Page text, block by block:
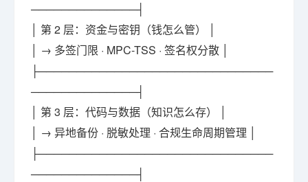
──────────────┤
│ 第 2 层：资金与密钥（钱怎么管） │
│ → 多签门限 · MPC-TSS · 签名权分散 │
├───────────────────────────────
──────────────┤
│ 第 3 层：代码与数据（知识怎么存） │
│ → 异地备份 · 脱敏处理 · 合规生命周期管理 │
├───────────────────────────────
──────────────┤